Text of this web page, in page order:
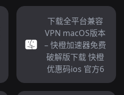
下载全平台兼容
VPN macOS版本
– 快橙加速器免费
破解版下载 快橙
优惠码ios 官方6